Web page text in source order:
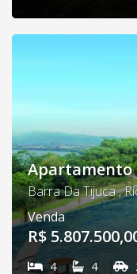
Apartamento
Barra Da Tijuca ,
Venda
R$
4 4